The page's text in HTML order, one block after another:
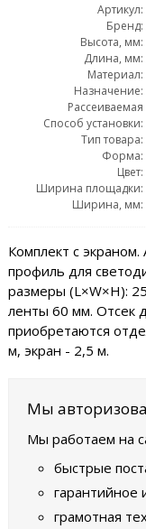
Артикул:
Бренд:
Высота, мм:
Длина, мм:
Материал:
Назначение:
Рассеиваемая
мощность, PD:
Способ установки:
Тип товара:
Форма:
Цвет:
Ширина площадки:
Ширина, мм:
Комплект с
профиль для
размеры (L×W×H):
ленты 60 мм. Отсек
приобретаются
м, экран - 2,5 м.
Мы
Мы работаем на
быстрые
гарантийное
грамотная